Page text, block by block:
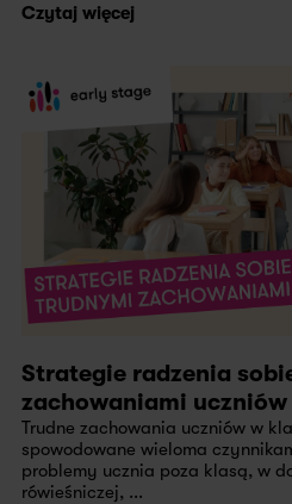
Czytaj więcej
Strategie radzenia
zachowaniami uczniów
Trudne zachowania uczniów w
spowodowane wieloma
problemy ucznia poza klasą, w
rówieśniczej, ...